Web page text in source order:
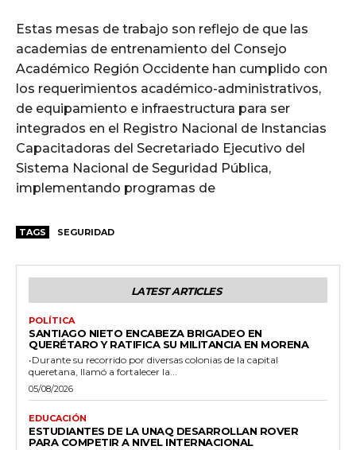
Estas mesas de trabajo son reflejo de que las
academias de entrenamiento del Consejo
Académico Región Occidente han cumplido con
los requerimientos académico-administrativos,
de equipamiento e infraestructura para ser
integrados en el Registro Nacional de Instancias
Capacitadoras del Secretariado Ejecutivo del
Sistema Nacional de Seguridad Pública,
implementando programas de
TAGS SEGURIDAD
LATEST ARTICLES
POLÍTICA
SANTIAGO NIETO ENCABEZA BRIGADEO EN
QUERÉTARO Y RATIFICA SU MILITANCIA EN MORENA
•Durante su recorrido por diversas colonias de la capital
queretana, llamó a fortalecer la...
05/08/2026
EDUCACIÓN
ESTUDIANTES DE LA UNAQ DESARROLLAN ROVER
PARA COMPETIR A NIVEL INTERNACIONAL